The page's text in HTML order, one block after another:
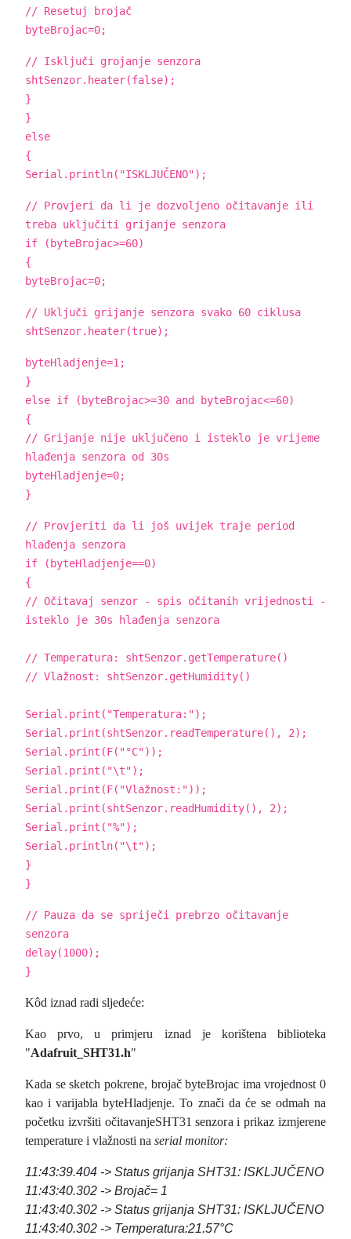
// Resetuj brojač
byteBrojac=0;
// Isključi grojanje senzora
shtSenzor.heater(false);
}
}
else
{
Serial.println("ISKLJUČENO");
// Provjeri da li je dozvoljeno očitavanje ili
treba uključiti grijanje senzora
if (byteBrojac>=60)
{
byteBrojac=0;
// Uključi grijanje senzora svako 60 ciklusa
shtSenzor.heater(true);
byteHladjenje=1;
}
else if (byteBrojac>=30 and byteBrojac<=60)
{
// Grijanje nije uključeno i isteklo je vrijeme
hlađenja senzora od 30s
byteHladjenje=0;
}
// Provjeriti da li još uvijek traje period
hlađenja senzora
if (byteHladjenje==0)
{
// Očitavaj senzor - spis očitanih vrijednosti -
isteklo je 30s hlađenja senzora
// Temperatura: shtSenzor.getTemperature()
// Vlažnost: shtSenzor.getHumidity()
Serial.print("Temperatura:");
Serial.print(shtSenzor.readTemperature(), 2);
Serial.print(F("°C"));
Serial.print("\t");
Serial.print(F("Vlažnost:"));
Serial.print(shtSenzor.readHumidity(), 2);
Serial.print("%");
Serial.println("\t");
}
}
// Pauza da se spriječi prebrzo očitavanje
senzora
delay(1000);
}
Kôd iznad radi sljedeće:
Kao prvo, u primjeru iznad je korištena biblioteka
"Adafruit_SHT31.h"
Kada se sketch pokrene, brojač byteBrojac ima vrojednost 0
kao i varijabla byteHladjenje. To znači da će se odmah na
početku izvršiti očitavanjeSHT31 senzora i prikaz izmjerene
temperature i vlažnosti na serial monitor:
11:43:39.404 -> Status grijanja SHT31: ISKLJUČENO
11:43:40.302 -> Brojač= 1
11:43:40.302 -> Status grijanja SHT31: ISKLJUČENO
11:43:40.302 -> Temperatura:21.57°C